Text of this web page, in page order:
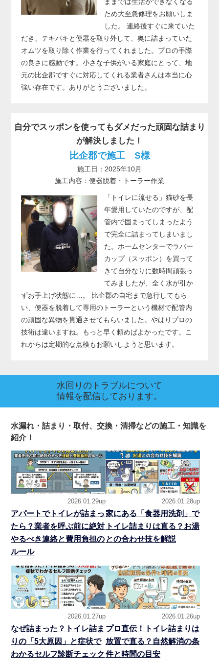
ため大至急修理をお願いしま
した。 連絡後すぐに来ていた
だき、テキパキと便器を取り外して、奥に詰まっていた
オムツを取り除く作業を行ってくれました。プロの手際
の良さに感動です。小さな子供がいる家庭にとって、地
元の比企郡ですぐに対応してくれる業者さんは本当に心
強い存在です。ありがとうございました。
自分でスッポンを使ってもダメだった頑固な詰まり
が解決しました！
比企郡で施工 S様
施工日：2025年10月
施工内容：便器脱着・トーラー作業
「トイレに流せる」猫砂を長
年愛用していたのですが、配
管内で固まってしまったよう
で完全に詰まってしまいまし
た。ホームセンターでラバー
カップ（スッポン）を買って
きて自分なりに数時間頑張っ
てみましたが、全く水が引か
ずお手上げ状態に…。 比企郡の自宅まで急行してもら
い、便器を脱着して専用のトーラーという機材で配管内
の頑固な異物を貫通させてもらいました。やはりプロの
技術は違いますね。もっと早く頼めばよかったです。こ
れからは定期的な点検もお願いしようと思います。
水回りのトラブルについて
情報を配信しております。
水漏れ・詰まり・取付、交換・清掃などの施工・知識を
紹介！
2026.01.29up
アパートでトイレが詰まっ
たら？業者を呼ぶ前に絶対
やるべき連絡と費用負担の
ルール
2026.01.28up
家にある「食器用洗剤」で
トイレ詰まりは直る？お湯
との合わせ技を解説
2026.01.27up
なぜ詰まった？トイレ詰ま
りの「5大原因」と症状で
わかるセルフ診断チェック
2026.01.26up
プロ直伝！トイレ詰まりは
放置で直る？自然解消の条
件と時間の目安